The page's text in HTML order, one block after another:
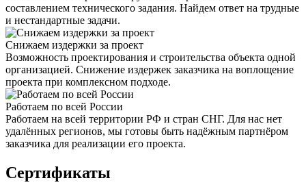
составлением технического задания. Найдем ответ на трудные
и нестандартные задачи.
Снижаем издержки за проект
Возможность проектирования и строительства объекта одной
организацией. Снижение издержек заказчика на воплощение
проекта при комплексном подходе.
Работаем по всей России
Работаем на всей территории РФ и стран СНГ. Для нас нет
удалённых регионов, мы готовы быть надёжным партнёром
заказчика для реализации его проекта.
Сертификаты